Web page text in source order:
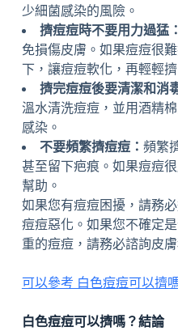
少細菌感染的風險。
擠痘痘時不要用力過猛：
免損傷皮膚。如果痘痘很
下，讓痘痘軟化，再輕輕擠
擠完痘痘後要清潔和消
溫水清洗痘痘，並用酒精
感染。
不要頻繁擠痘痘： 頻繁
甚至留下疤痕。如果痘痘
幫助。
如果您有痘痘困擾，請務
痘痘惡化。如果您不確定
重的痘痘，請務必諮詢皮膚
可以參考 白色痘痘可以擠
白色痘痘可以擠嗎？結論